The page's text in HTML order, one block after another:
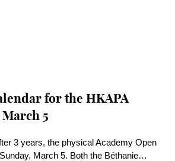
for the HKAPA
5
3 years, the physical Academy Open
March 5. Both the Béthanie